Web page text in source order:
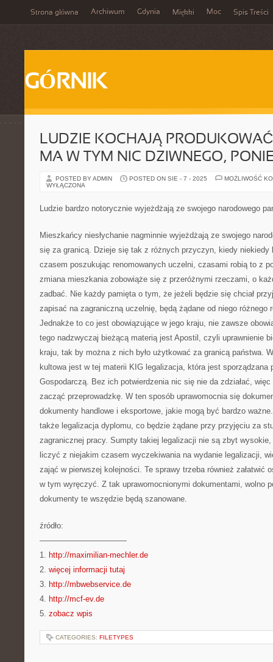
Strona główna Archiwum Gdynia Miękki Moc Spis Treści
GÓRNIK
LUDZIE KOCHAJĄ
MA W TYM NIC DZIWNEGO,
POSTED BY ADMIN POSTED ON SIE - 7 - 2025
MOŻLIWOŚĆ
WYŁĄCZONA
Ludzie bardzo notorycznie wyjeżdżają ze swojego narodowego
Mieszkańcy niesłychanie nagminnie wyjeżdżają ze swojego
się za granicą. Dzieje się tak z różnych przyczyn, kiedy niekiedy
czasem poszukując renomowanych uczelni, czasami robią to z
zmiana mieszkania zobowiąże się z przeróżnymi rzeczami, o
zadbać. Nie każdy pamięta o tym, że jeżeli będzie się chciał
zapisać na zagraniczną uczelnię, będą żądane od niego różnego
Jednakże to co jest obowiązujące w jego kraju, nie zawsze
tego nadzwyczaj bieżącą materią jest Apostil, czyli uprawnienie
kraju, tak by można z nich było użytkować za granicą państwa.
kultowa jest w tej materii KIG legalizacja, która jest sporządzana
Gospodarczą. Bez ich potwierdzenia nic się nie da zdziałać,
zacząć przeprowadzkę. W ten sposób uprawomocnia się
dokumenty handlowe i eksportowe, jakie mogą być bardzo
także legalizacja dyplomu, co będzie żądane przy przyjęciu za
zagranicznej pracy. Sumpty takiej legalizacji nie są zbyt
liczyć z niejakim czasem wyczekiwania na wydanie legalizacji,
zająć w pierwszej kolejności. Te sprawy trzeba również załatwić
w tym wyręczyć. Z tak uprawomocnionymi dokumentami, wolno
dokumenty te wszędzie będą szanowane.
źródło:
———————————
1. http://maximilian-mechler.de
2. więcej informacji tutaj
3. http://mbwebservice.de
4. http://mcf-ev.de
5. zobacz wpis
CATEGORIES: FILETYPES